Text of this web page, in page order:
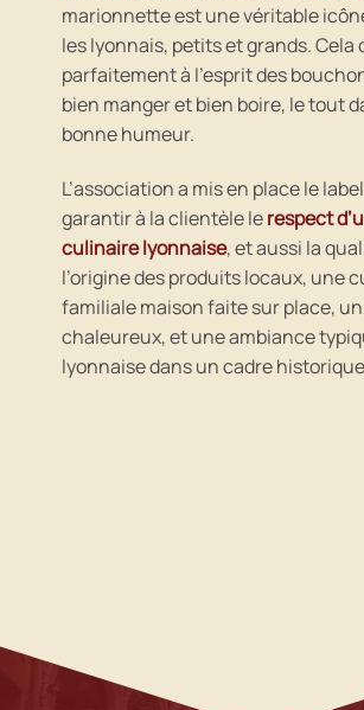
marionnette est une véritable
les lyonnais, petits et grands. Cela
parfaitement à l’esprit des
bien manger et bien boire, le tout
bonne humeur.
L’association a mis en place le
garantir à la clientèle lerespect
culinaire lyonnaise, et aussi la
l’origine des produits locaux, une
familiale maison faite sur place,
chaleureux, et une ambiance
lyonnaise dans un cadre